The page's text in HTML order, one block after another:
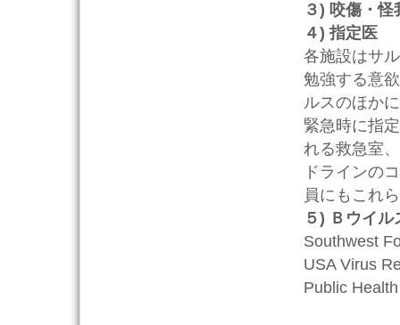
３) 咬傷・
４) 指定医
各施設はサ
勉強する意
ルスのほか
緊急時に指
れる救急室
ドラインの
員にもこれ
５) Ｂウイ
Southwest
USA Virus
Public